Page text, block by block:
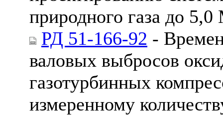
природного газа до
РД 51-166-92 -
валовых выбросов
газотурбинных
измеренному